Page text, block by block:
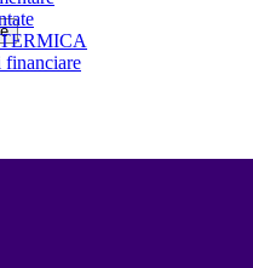
financiare